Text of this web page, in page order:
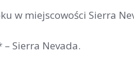
w miejscowości Sierra
Sierra Nevada.